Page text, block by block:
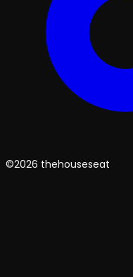
©2026 thehouseseat